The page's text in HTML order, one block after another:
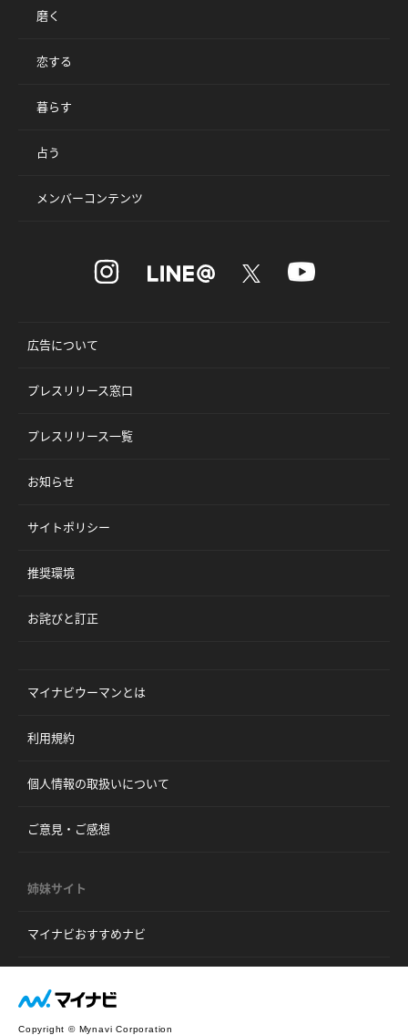
磨く
恋する
暮らす
占う
メンバーコンテンツ
広告について
プレスリリース窓口
プレスリリース一覧
お知らせ
サイトポリシー
推奨環境
お詫びと訂正
マイナビウーマンとは
利用規約
個人情報の取扱いについて
ご意見・ご感想
姉妹サイト
マイナビおすすめナビ
Copyright © Mynavi Corporation